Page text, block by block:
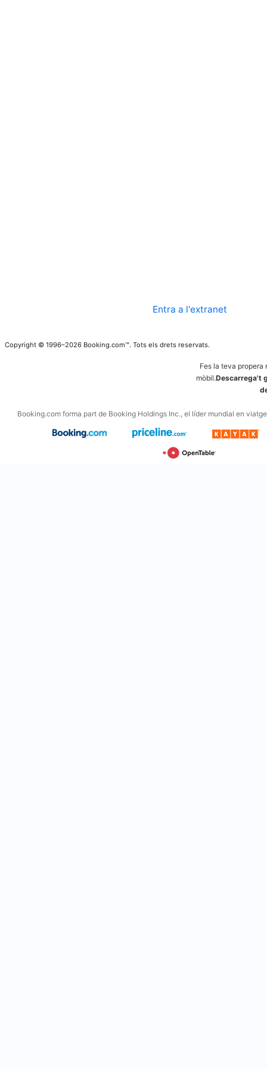
Entra a l'extranet
Copyright © 1996–2026 Booking.com™. Tots els drets reservats.
Fes la teva propera
mòbil.Descarrega't
Booking.com forma part de Booking Holdings Inc., el líder mundial en